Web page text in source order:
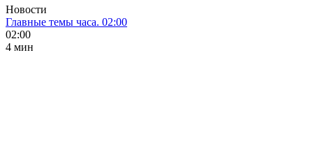
Новости
Главные темы часа. 02:00
02:00
4 мин